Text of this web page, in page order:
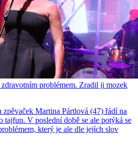
problémem. Zradil ji mozek
zpěvaček Martina Pártlová (47) řádí na
tajfun. V poslední době se ale potýká se
který je ale dle jejích slov